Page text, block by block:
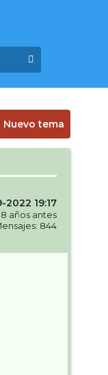
Nuevo tema
19:17
años antes
844